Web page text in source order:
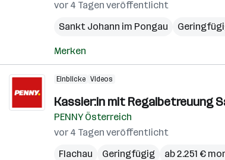
vor 4 Tagen veröffentlicht
Sankt Johann im Pongau
Merken
Einblicke Videos
Kassier:in mit Regalbetreuung
PENNY Österreich
vor 4 Tagen veröffentlicht
Flachau
Geringfügig ab 2.251 €